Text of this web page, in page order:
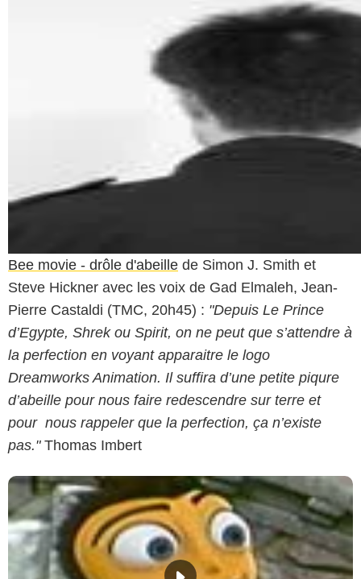
Bee movie - drôle d'abeille de Simon J. Smith et
Steve Hickner avec les voix de Gad Elmaleh, Jean-
Pierre Castaldi (TMC, 20h45) : "Depuis Le Prince
d’Egypte, Shrek ou Spirit, on ne peut que s’attendre à
la perfection en voyant apparaitre le logo
Dreamworks Animation. Il suffira d’une petite piqure
d’abeille pour nous faire redescendre sur terre et
pour nous rappeler que la perfection, ça n’existe
pas."Thomas Imbert